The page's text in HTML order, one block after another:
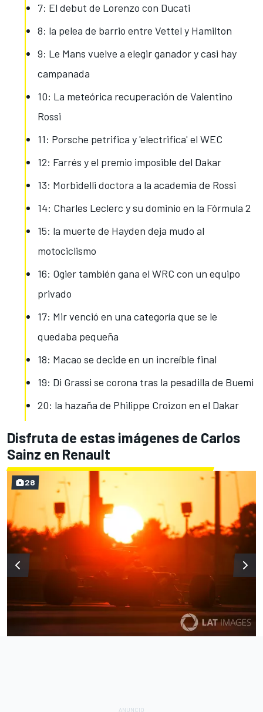
7: El debut de Lorenzo con Ducati
8: la pelea de barrio entre Vettel y Hamilton
9: Le Mans vuelve a elegir ganador y casi hay
campanada
10: La meteórica recuperación de Valentino
Rossi
11: Porsche petrifica y 'electrifica' el WEC
12: Farrés y el premio imposible del Dakar
13: Morbidelli doctora a la academia de Rossi
14: Charles Leclerc y su dominio en la Fórmula 2
15: la muerte de Hayden deja mudo al
motociclismo
16: Ogier también gana el WRC con un equipo
privado
17: Mir venció en una categoría que se le
quedaba pequeña
18: Macao se decide en un increíble final
19: Di Grassi se corona tras la pesadilla de Buemi
20: la hazaña de Philippe Croizon en el Dakar
Disfruta de estas imágenes de Carlos
Sainz en Renault
28